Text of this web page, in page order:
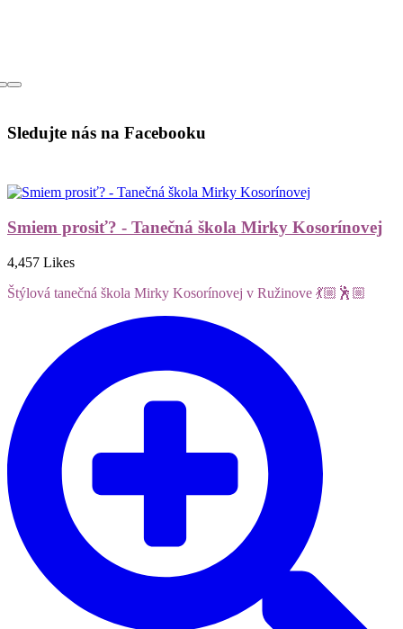
Sledujte nás na Facebooku
Smiem prosiť? - Tanečná škola Mirky Kosorínovej
4,457 Likes
Štýlová tanečná škola Mirky Kosorínovej v Ružinove 💃🏼🕺🏼